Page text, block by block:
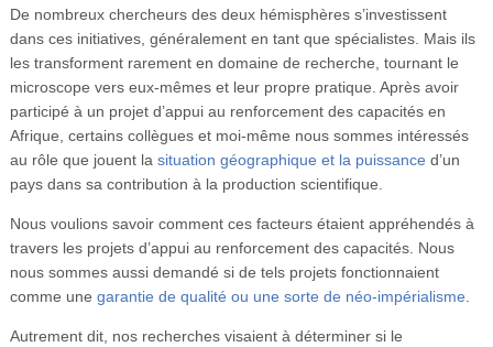
De nombreux chercheurs des deux hémisphères s’investissent
dans ces initiatives, généralement en tant que spécialistes. Mais ils
les transforment rarement en domaine de recherche, tournant le
microscope vers eux-mêmes et leur propre pratique. Après avoir
participé à un projet d’appui au renforcement des capacités en
Afrique, certains collègues et moi-même nous sommes intéressés
au rôle que jouent la situation géographique et la puissance d’un
pays dans sa contribution à la production scientifique.
Nous voulions savoir comment ces facteurs étaient appréhendés à
travers les projets d’appui au renforcement des capacités. Nous
nous sommes aussi demandé si de tels projets fonctionnaient
comme une garantie de qualité ou une sorte de néo-impérialisme.
Autrement dit, nos recherches visaient à déterminer si le